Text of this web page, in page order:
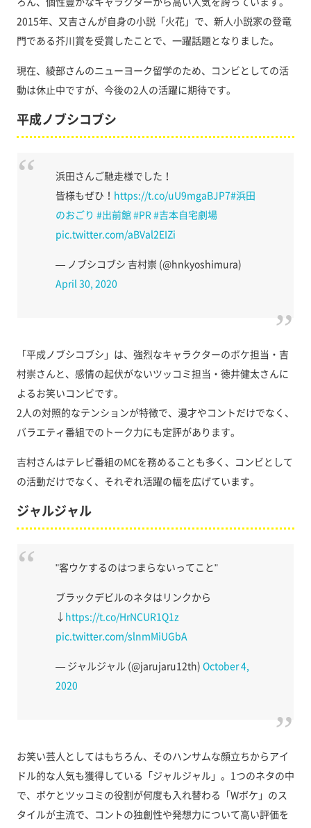
2015年、又吉さんが自身の小説「火花」で、新人小説家の登竜
門である芥川賞を受賞したことで、一躍話題となりました。
現在、綾部さんのニューヨーク留学のため、コンビとしての活
動は休止中ですが、今後の2人の活躍に期待です。
平成ノブシコブシ
浜田さんご馳走様でした！
皆様もぜひ！ https://t.co/uU9mgaBJP7#浜田
のおごり #出前館 #PR #吉本自宅劇場
pic.twitter.com/aBVal2EIZi
— ノブシコブシ 吉村崇 (@hnkyoshimura)
April 30, 2020
「平成ノブシコブシ」は、強烈なキャラクターのボケ担当・吉
村崇さんと、感情の起伏がないツッコミ担当・徳井健太さんに
よるお笑いコンビです。
2人の対照的なテンションが特徴で、漫才やコントだけでなく、
バラエティ番組でのトーク力にも定評があります。
吉村さんはテレビ番組のMCを務めることも多く、コンビとして
の活動だけでなく、それぞれ活躍の幅を広げています。
ジャルジャル
"客ウケするのはつまらないってこと"
ブラックデビルのネタはリンクから
↓ https://t.co/HrNCUR1Q1z
pic.twitter.com/slnmMiUGbA
— ジャルジャル (@jarujaru12th) October 4,
2020
お笑い芸人としてはもちろん、そのハンサムな顔立ちからアイ
ドル的な人気も獲得している「ジャルジャル」。1つのネタの中
で、ボケとツッコミの役割が何度も入れ替わる「Wボケ」のス
タイルが主流で、コントの独創性や発想力について高い評価を